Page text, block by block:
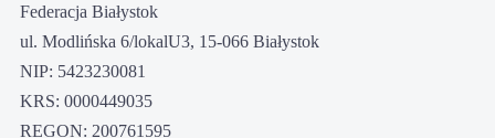
Federacja Białystok
ul. Modlińska 6/lokalU3, 15-066 Białystok
NIP: 5423230081
KRS: 0000449035
REGON: 200761595